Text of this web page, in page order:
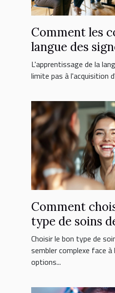
Comment les
langue des
l'inclusion
L'apprentissage de la
limite pas à l'acquisition
Comment
type de soins
vous ?
Choisir le bon type de
sembler complexe face
options...